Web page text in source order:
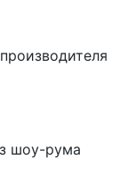
шоу-рума